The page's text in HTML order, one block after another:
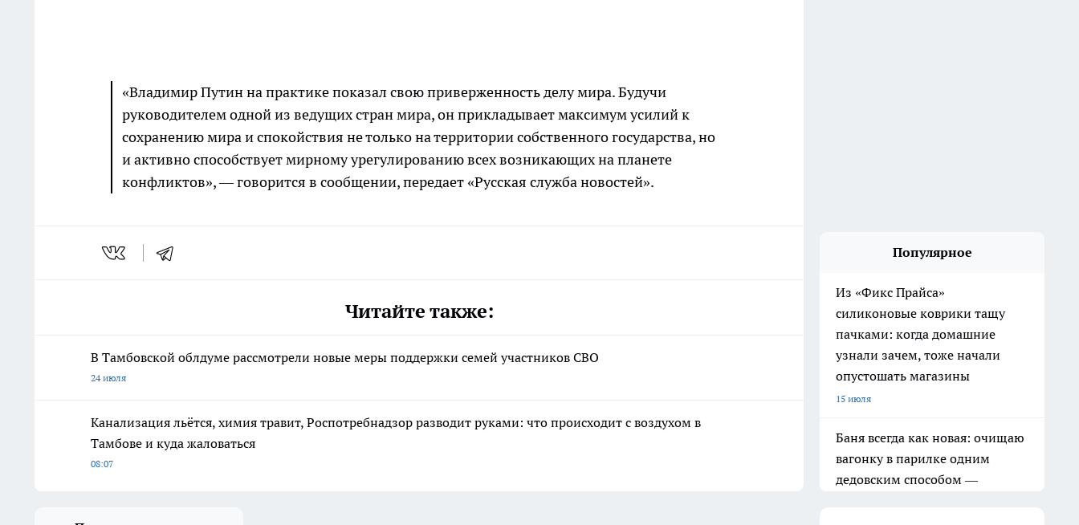
«Владимир Путин на практике показал свою приверженность делу мира. Будучи
руководителем одной из ведущих стран мира, он прикладывает максимум усилий к
сохранению мира и спокойствия не только на территории собственного государства, но
и активно способствует мирному урегулированию всех возникающих на планете
конфликтов», — говорится в сообщении, передает «Русская служба новостей».
Читайте также:
В Тамбовской облдуме рассмотрели новые меры поддержки семей участников СВО
24 июля
Канализация льётся, химия травит, Роспотребнадзор разводит руками: что происходит с воздухом в
Тамбове и куда жаловаться
08:07
Популярное
Из «Фикс Прайса»
силиконовые коврики тащу
пачками: когда домашние
узнали зачем, тоже начали
опустошать магазины
15 июля
Баня всегда как новая: очищаю
вагонку в парилке одним
дедовским способом —